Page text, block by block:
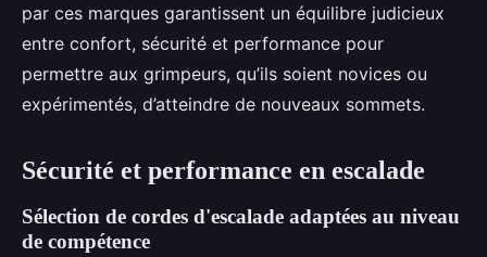
par ces marques garantissent un équilibre judicieux
entre confort, sécurité et performance pour
permettre aux grimpeurs, qu’ils soient novices ou
expérimentés, d’atteindre de nouveaux sommets.
Sécurité et performance en escalade
Sélection de cordes d'escalade adaptées au niveau
de compétence